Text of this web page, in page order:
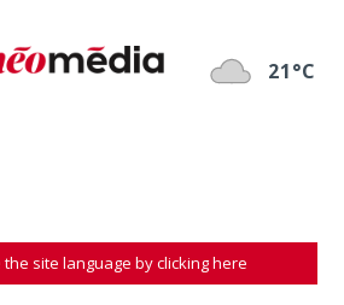
21°C
the site language by clicking here